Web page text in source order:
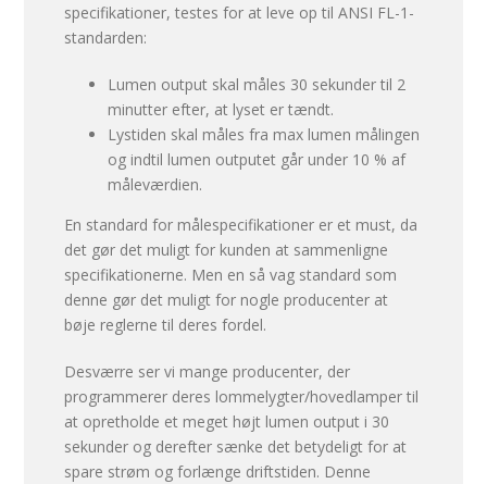
specifikationer, testes for at leve op til ANSI FL-1-
standarden:
Lumen output skal måles 30 sekunder til 2
minutter efter, at lyset er tændt.
Lystiden skal måles fra max lumen målingen
og indtil lumen outputet går under 10 % af
måleværdien.
En standard for målespecifikationer er et must, da
det gør det muligt for kunden at sammenligne
specifikationerne. Men en så vag standard som
denne gør det muligt for nogle producenter at
bøje reglerne til deres fordel.
Desværre ser vi mange producenter, der
programmerer deres lommelygter/hovedlamper til
at opretholde et meget højt lumen output i 30
sekunder og derefter sænke det betydeligt for at
spare strøm og forlænge driftstiden. Denne